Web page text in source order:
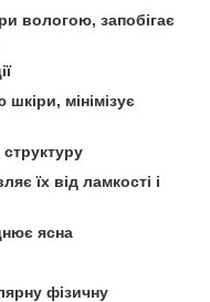
вологою, запобігає
мінімізує
їх від ламкості і
ясна
фізичну